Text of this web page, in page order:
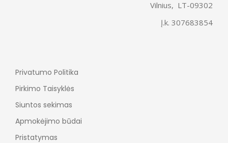
Vilnius, LT-09302
Į.k. 307683854
Privatumo Politika
Pirkimo Taisyklės
Siuntos sekimas
Apmokėjimo būdai
Pristatymas